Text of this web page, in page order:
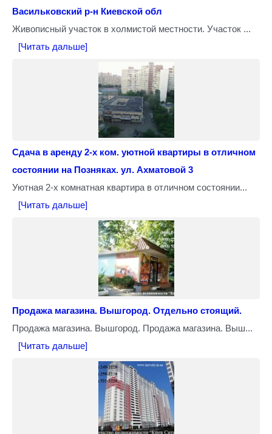
Васильковский р-н Киевской обл
Живописный участок в холмистой местности. Участок ...
[Читать дальше]
Сдача в аренду 2-х ком. уютной квартиры в отличном
состоянии на Позняках. ул. Ахматовой 3
Уютная 2-х комнатная квартира в отличном состоянии...
[Читать дальше]
Продажа магазина. Вышгород. Отдельно стоящий.
Продажа магазина. Вышгород. Продажа магазина. Выш...
[Читать дальше]